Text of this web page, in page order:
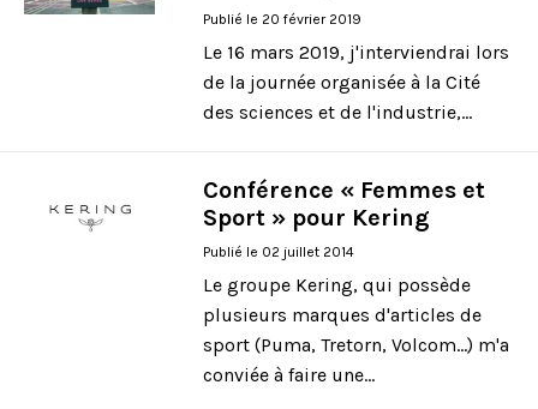
Je m’abonne
Publié le 20 février 2019
Le 16 mars 2019, j'interviendrai lors
de la journée organisée à la Cité
des sciences et de l'industrie,...
Conférence « Femmes et
Sport » pour Kering
Publié le 02 juillet 2014
Le groupe Kering, qui possède
plusieurs marques d'articles de
sport (Puma, Tretorn, Volcom...) m'a
conviée à faire une...